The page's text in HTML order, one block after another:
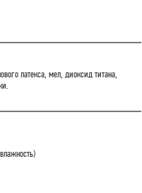
латекса, мел, диоксид титана,